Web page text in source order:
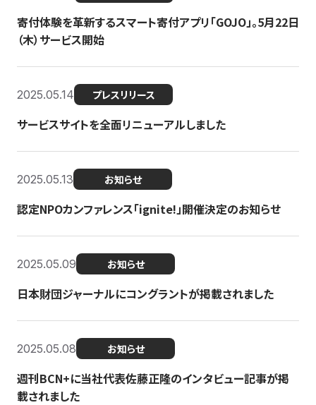
寄付体験を革新するスマート寄付アプリ「GOJO」。5月22日
（木）サービス開始
2025.05.14 プレスリリース
サービスサイトを全面リニューアルしました
2025.05.13 お知らせ
認定NPOカンファレンス「ignite!」開催決定のお知らせ
2025.05.09 お知らせ
日本財団ジャーナルにコングラントが掲載されました
2025.05.08 お知らせ
週刊BCN+に当社代表佐藤正隆のインタビュー記事が掲
載されました